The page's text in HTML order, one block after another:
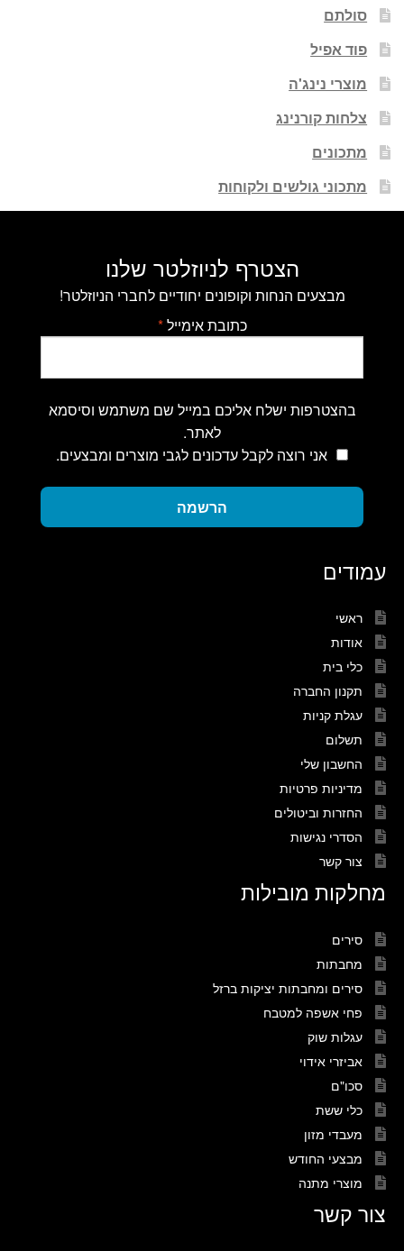
סולתם
פוד אפיל
מוצרי נינג'ה
צלחות קורנינג
מתכונים
מתכוני גולשים ולקוחות
הצטרף לניוזלטר שלנו
מבצעים הנחות וקופונים יחודיים לחברי הניוזלטר!
כתובת אימייל*
בהצטרפות ישלח אליכם במייל שם משתמש וסיסמא
לאתר.
אני רוצה לקבל עדכונים לגבי מוצרים ומבצעים.
הרשמה
עמודים
ראשי
אודות
כלי בית
תקנון החברה
עגלת קניות
תשלום
החשבון שלי
מדיניות פרטיות
החזרות וביטולים
הסדרי נגישות
צור קשר
מחלקות מובילות
סירים
מחבתות
סירים ומחבתות יציקות ברזל
פחי אשפה למטבח
עגלות שוק
אביזרי אידוי
סכו"ם
כלי ששת
מעבדי מזון
מבצעי החודש
מוצרי מתנה
צור קשר